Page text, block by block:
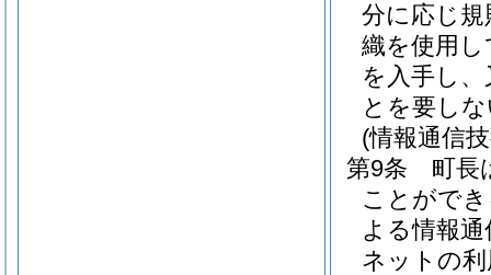
分に応じ
織を使用
を入手し
とを要し
(情報通信
第9条
町長
ことがで
よる情報
ネットの